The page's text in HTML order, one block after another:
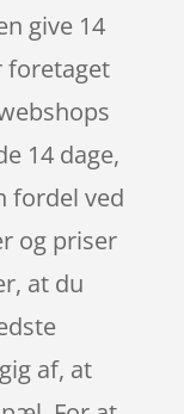
give 14
foretaget
14 dage,
fordel ved
og priser
at du
af, at